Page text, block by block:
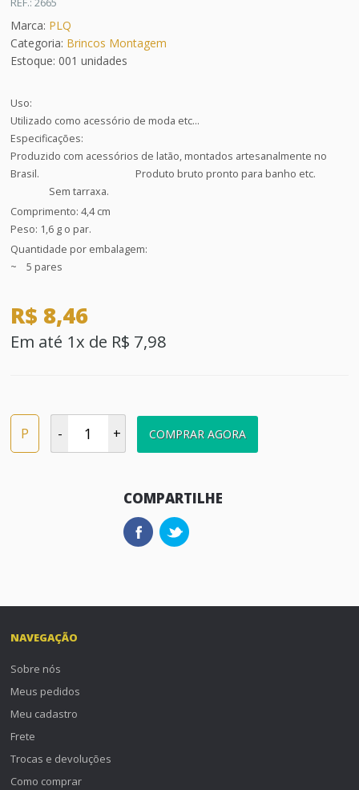
Marca: PLQ
Categoria: Brincos Montagem
Estoque: 001 unidades
Uso:
Utilizado como acessório de moda etc...
Especificações:
Produzido com acessórios de latão, montados artesanalmente no
Brasil. Produto bruto pronto para banho etc.
Sem tarraxa.
Comprimento: 4,4 cm
Peso: 1,6 g o par.
Quantidade por embalagem:
~ 5 pares
R$ 8,46
Em até 1x de R$ 7,98
P - + COMPRAR AGORA
COMPARTILHE
NAVEGAÇÃO
Sobre nós
Meus pedidos
Meu cadastro
Frete
Trocas e devoluções
Como comprar